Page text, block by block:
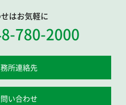
はお気軽に
780-2000
所連絡先
い合わせ